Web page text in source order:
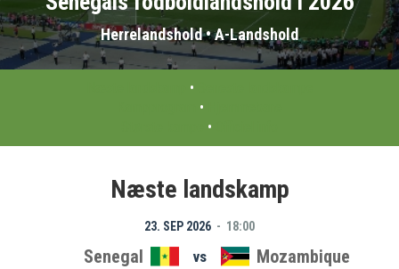
Herrelandshold • A-Landshold
•
•
•
Næste landskamp
23. SEP 2026 18:00
Senegal vs Mozambique